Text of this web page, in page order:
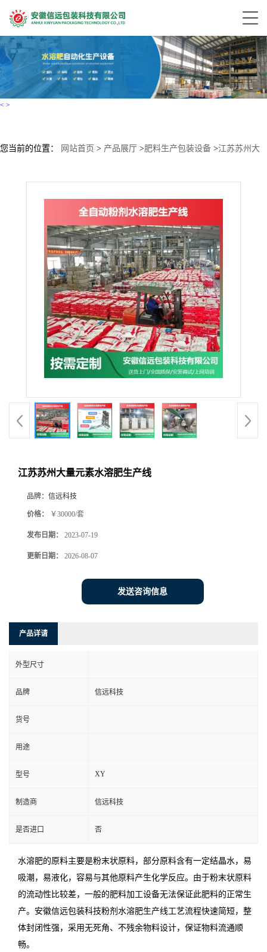
< >
您当前的位置： 网站首页 > 产品展厅 >肥料生产包装设备 >江苏苏州大
江苏苏州大量元素水溶肥生产线
品牌： 信远科技
价格： ￥30000/套
发布日期： 2023-07-19
更新日期： 2026-08-07
发送咨询信息
产品详请
外型尺寸
品牌 信远科技
货号
用途
型号 XY
制造商 信远科技
是否进口 否
水溶肥的原料主要是粉末状原料，部分原料含有一定结晶水，易
吸潮，易液化，容易与其他原料产生化学反应。由于粉末状原料
的流动性比较差，一般的肥料加工设备无法保证此肥料的正常生
产。安徽信远包装科技粉剂水溶肥生产线工艺流程快速简短，整
体封闭性强，采用无死角、不残余物料设计，保证物料流通顺
畅。